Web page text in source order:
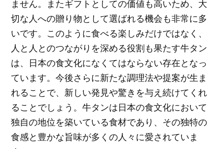
ません。またギフトとしての価値も高いため、大
切な人への贈り物として選ばれる機会も非常に多
いです。このように食べる楽しみだけではなく、
人と人とのつながりを深める役割も果たす牛タン
は、日本の食文化になくてはならない存在となっ
ています。今後さらに新たな調理法や提案が生ま
れることで、新しい発見や驚きを与え続けてくれ
ることでしょう。牛タンは日本の食文化において
独自の地位を築いている食材であり、その独特の
食感と豊かな旨味が多くの人々に愛されていま